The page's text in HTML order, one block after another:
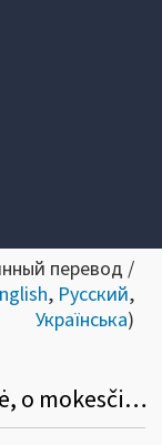
перевод /
, Русский,
Українська)
VMI: akcininkams butus pastatė, o mokesčius valstybei pamiršo